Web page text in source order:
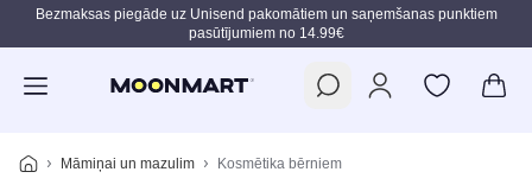
Pāriet uz galveno saturu
Bezmaksas piegāde uz Unisend pakomātiem un saņemšanas punktiem
pasūtījumiem no 14.99€
Māmiņai un mazulim Kosmētika bērniem